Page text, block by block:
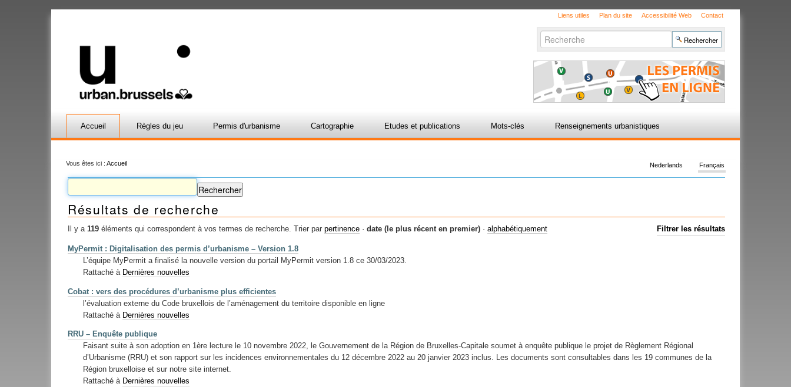
Liens utiles Plan du site Accessibilité Web Contact
Chercher par
avancée…
Accueil Règles du jeu Permis d'urbanisme Cartographie Etudes et publications Mots-clés Renseignements urbanistiques
Vous êtes ici : Accueil Français
Nederlands
Résultats de recherche
Il y a 119 éléments qui correspondent à vos termes de recherche. Filtrer les résultats
Trier par pertinence · date (le plus récent en premier) · alphabétiquement
MyPermit : Digitalisation des permis d’urbanisme – Version 1.8
L’équipe MyPermit a finalisé la nouvelle version du portail MyPermit version 1.8 ce 30/03/2023.
Rattaché à Dernières nouvelles
Cobat : vers des procédures d’urbanisme plus efficientes
l’évaluation externe du Code bruxellois de l’aménagement du territoire disponible en ligne
Rattaché à Dernières nouvelles
RRU – Enquête publique
Faisant suite à son adoption en 1ère lecture le 10 novembre 2022, le Gouvernement de la Région de Bruxelles-Capitale soumet à enquête publique le projet de Règlement Régional
d’Urbanisme (RRU) et son rapport sur les incidences environnementales du 12 décembre 2022 au 20 janvier 2023 inclus. Les documents sont consultables dans les 19 communes de la
Région bruxelloise et sur notre site internet.
Rattaché à Dernières nouvelles